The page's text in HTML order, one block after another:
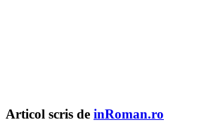
Articol scris de inRoman.ro